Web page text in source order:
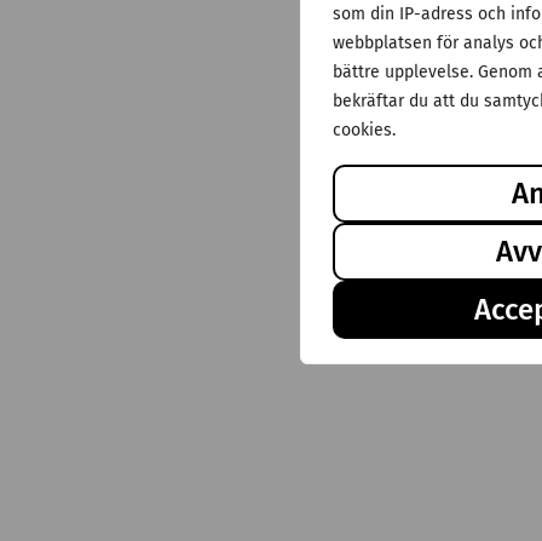
som din IP-adress och
webbplatsen för analys
bättre upplevelse.
bekräftar du att du
cookies.